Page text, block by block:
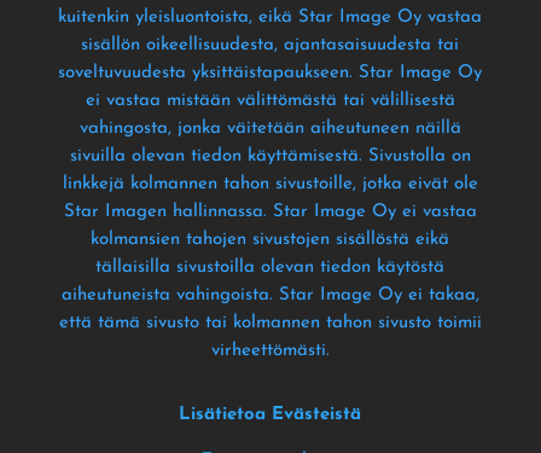
kuitenkin yleisluontoista, eikä Star Image Oy vastaa
sisällön oikeellisuudesta, ajantasaisuudesta tai
soveltuvuudesta yksittäistapaukseen. Star Image Oy
ei vastaa mistään välittömästä tai välillisestä
vahingosta, jonka väitetään aiheutuneen näillä
sivuilla olevan tiedon käyttämisestä. Sivustolla on
linkkejä kolmannen tahon sivustoille, jotka eivät ole
Star Imagen hallinnassa. Star Image Oy ei vastaa
kolmansien tahojen sivustojen sisällöstä eikä
tällaisilla sivustoilla olevan tiedon käytöstä
aiheutuneista vahingoista. Star Image Oy ei takaa,
että tämä sivusto tai kolmannen tahon sivusto toimii
virheettömästi.
Lisätietoa Evästeistä